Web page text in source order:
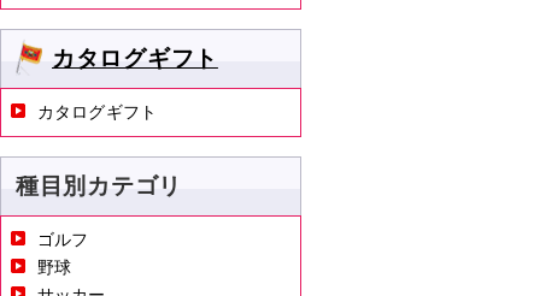
カタログギフト
カタログギフト
種目別カテゴリ
ゴルフ
野球